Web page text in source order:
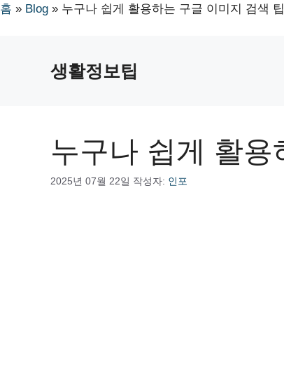
홈 » Blog » 누구나 쉽게 활용하는 구글 이미지 검색 팁
생활정보팁
누구나 쉽게 활용
2025년 07월 22일 작성자: 인포